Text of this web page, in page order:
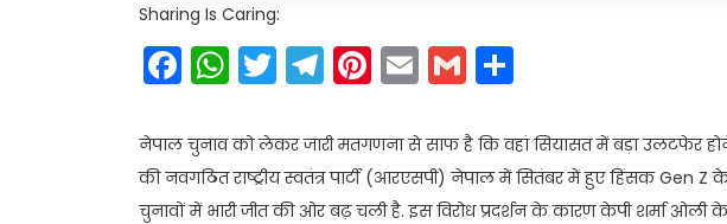
Sharing Is Caring:
Facebook
WhatsApp
Twitter
Telegram
Pinterest
EmailGmail
नेपाल चुनाव को लेकर जारी मतगणना से साफ है कि वहां सियासत में बड़ा उलटफेर
की नवगठित राष्ट्रीय स्वतंत्र पार्टी (आरएसपी) नेपाल में सितंबर में हुए हिंसक Gen Z
चुनावों में भारी जीत की ओर बढ़ चली है. इस विरोध प्रदर्शन के कारण केपी शर्मा ओली